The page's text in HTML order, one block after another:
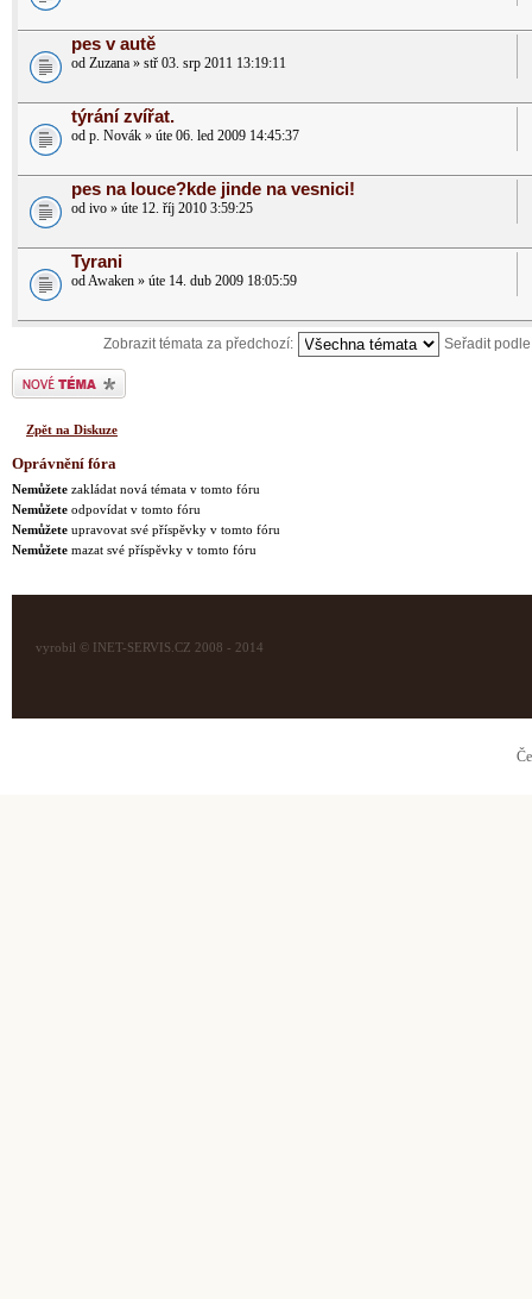
pes v autě
od Zuzana » stř 03. srp 2011 13:19:11
týrání zvířat.
od p. Novák » úte 06. led 2009 14:45:37
pes na louce?kde jinde na vesnici!
od ivo » úte 12. říj 2010 3:59:25
Tyrani
od Awaken » úte 14. dub 2009 18:05:59
Zobrazit témata za předchozí: Seřadit
Odeslat nové téma
Zpět na Diskuze
Oprávnění fóra
Nemůžete zakládat nová témata v tomto fóru
Nemůžete odpovídat v tomto fóru
Nemůžete upravovat své příspěvky v tomto fóru
Nemůžete mazat své příspěvky v tomto fóru
vyrobil © INET-SERVIS.CZ 2008 - 2014